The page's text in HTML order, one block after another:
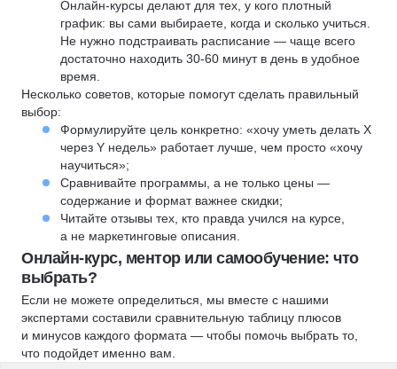
Онлайн-курсы делают для тех, у кого плотный
график: вы сами выбираете, когда и сколько учиться.
Не нужно подстраивать расписание — чаще всего
достаточно находить 30-60 минут в день в удобное
время.
Несколько советов, которые помогут сделать правильный
выбор:
Формулируйте цель конкретно: «хочу уметь делать X
через Y недель» работает лучше, чем просто «хочу
научиться»;
Сравнивайте программы, а не только цены —
содержание и формат важнее скидки;
Читайте отзывы тех, кто правда учился на курсе,
а не маркетинговые описания.
Онлайн-курс, ментор или самообучение: что
выбрать?
Если не можете определиться, мы вместе с нашими
экспертами составили сравнительную таблицу плюсов
и минусов каждого формата — чтобы помочь выбрать то,
что подойдет именно вам.